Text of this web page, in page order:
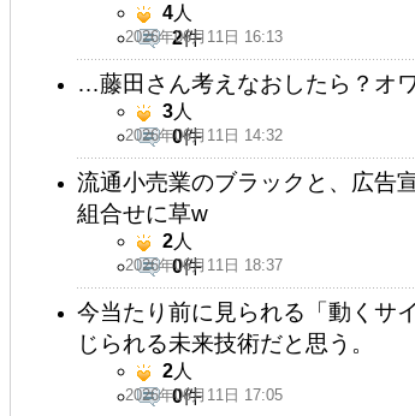
2026年06月11日 16:13
4人
2件
…藤田さん考えなおしたら？オ
2026年06月11日 14:32
3人
0件
流通小売業のブラックと、広告
組合せに草w
2026年06月11日 18:37
2人
0件
今当たり前に見られる「動くサ
じられる未来技術だと思う。
2026年06月11日 17:05
2人
0件